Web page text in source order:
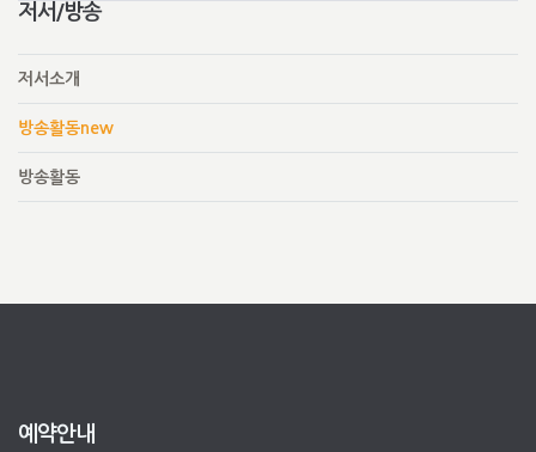
저서/방송
저서소개
방송활동new
방송활동
예약안내